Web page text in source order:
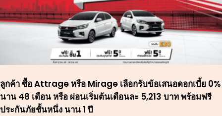
ลูกค้า ซื้อ Attrage หรือ Mirage เลือกรับข้อเสนอดอกเบี้ย 0%
นาน 48 เดือน หรือ ผ่อนเริ่มต้นเดือนละ 5,213 บาท พร้อมฟรี
ประกันภัยชั้นหนึ่ง นาน 1 ปี